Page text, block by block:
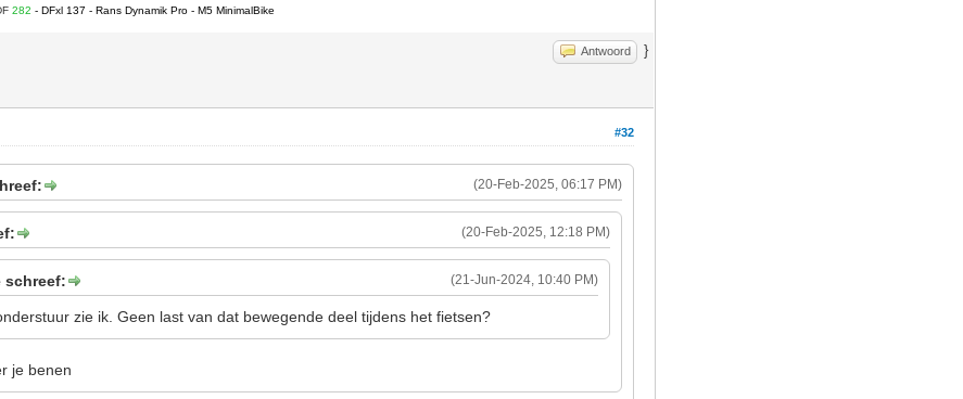
282- DFxl 137 - Rans Dynamik Pro - M5 MinimalBike
Antwoord }
#32
(20-Feb-2025, 06:17 PM)
(20-Feb-2025, 12:18 PM)
(21-Jun-2024, 10:40 PM)
schreef:
zie ik. Geen last van dat bewegende deel tijdens het fietsen?
je benen